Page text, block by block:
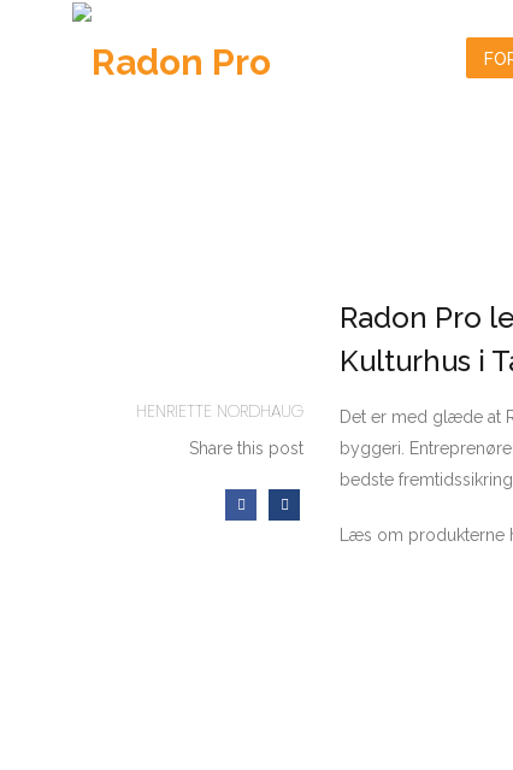
Radon Pro
Kulturhus i
HENRIETTE NORDHAUG
Share this post
Det er med glæde at
byggeri.
bedste
Læs om produkterne